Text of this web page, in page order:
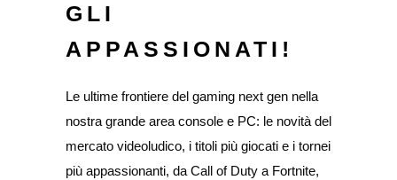
GLI
APPASSIONATI!
Le ultime frontiere del gaming next gen nella
nostra grande area console e PC: le novità del
mercato videoludico, i titoli più giocati e i tornei
più appassionanti, da Call of Duty a Fortnite,